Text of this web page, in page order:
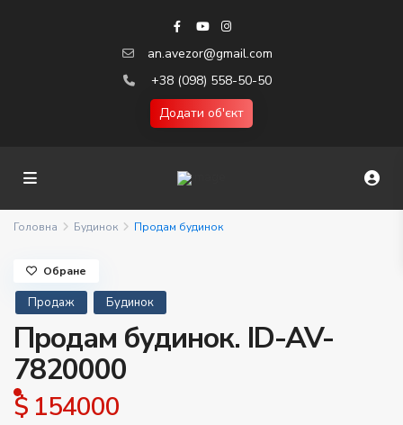
an.avezor@gmail.com
+38 (098) 558-50-50
Додати об'єкт
Головна Будинок Продам будинок
Продаж Будинок
Продам будинок. ID-AV-
7820000
$ 154000
Обране